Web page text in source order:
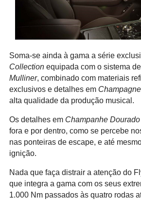
Soma-se ainda à gama a série
Collectionequipada com o sistema
Mulliner, combinado com materiais
exclusivos e detalhes em
alta qualidade da produção musical.
Os detalhes em Champanhe Dourado
fora e por dentro, como se percebe
nas ponteiras de escape, e até
ignição.
Nada que faça distrair a atenção do
que integra a gama com os seus
1.000 Nm passados às quatro rodas